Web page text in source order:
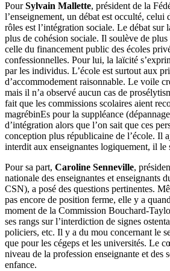
PourSylvain Mallette, président de la
l’enseignement, un débat est occulté, celui
rôles est l’intégration sociale. Le débat sur
plus de cohésion sociale. Il soulève de
celle du financement public des écoles
confessionnelles. Pour lui, la laïcité
par les individus. L’école est surtout aux
d’accommodement raisonnable. Le voile
mais il n’a observé aucun cas de
fait que les commissions scolaires aient
magrébinEs pour la suppléance
d’intégration alors que l’on sait que ces
conception plus républicaine de l’école. Il
interdit aux enseignantes logiquement, il le
Pour sa part, Caroline Senneville,
nationale des enseignantes et enseignants
CSN), a posé des questions pertinentes.
pas encore de position ferme, elle y a
moment de la Commission Bouchard-
ses rangs sur l’interdiction de signes
policiers, etc. Il y a du mou concernant le
que pour les cégeps et les universités. Le
niveau de la profession enseignante et des
enfance.